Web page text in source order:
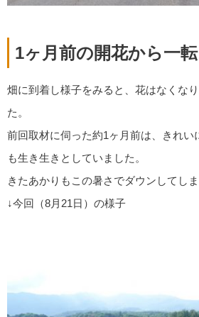
1ヶ月前の開花から一
畑に到着し様子をみると、花はなくな
た。
前回取材に伺った約1ヶ月前は、きれい
も生き生きとしていました。
きたあかりもこの暑さでダウンしてし
↓今回（8月21日）の様子